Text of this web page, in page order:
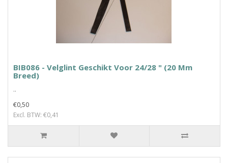
BIB086 - Velglint Geschikt Voor 24/28 " (20 Mm
Breed)
..
€0,50
Excl. BTW: €0,41